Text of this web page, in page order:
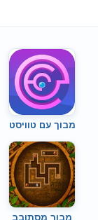
מבוך עם טוויסט
מבוך מסתובב